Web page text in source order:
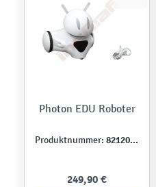
Photon EDU Roboter
Produktnummer: 821200DE
249,90 €